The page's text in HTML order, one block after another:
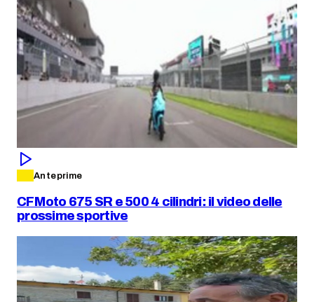
Anteprime
CFMoto 675 SR e 500 4 cilindri: il video delle
prossime sportive